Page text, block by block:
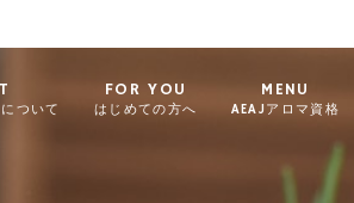
ついて
FOR YOU
はじめての方へ
MENU
AEAJアロマ資格